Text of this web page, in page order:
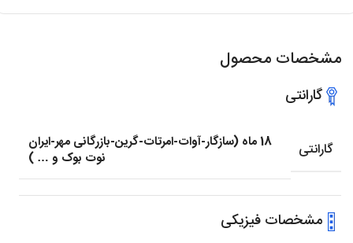
مشخصات محصول
گارانتی
گارانتی
18 ماه (سازگار-آوات-امرتات-گرین-بازرگانی مهر-ایران
نوت بوک و … )
مشخصات فیزیکی